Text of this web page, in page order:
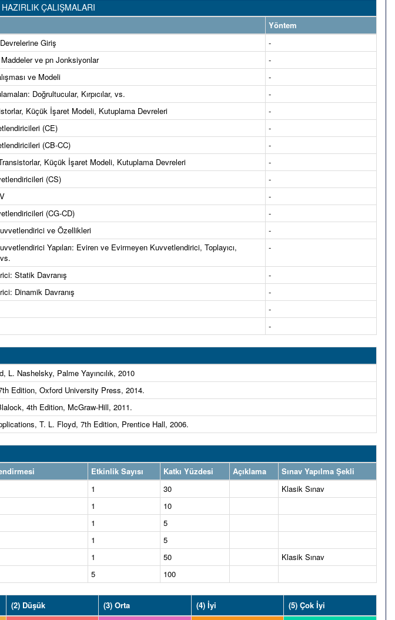
ÇALIŞMALARI
Yöntem
Giriş
-
Maddeler ve pn Jonksiyonlar
-
ve Modeli
-
Doğrultucular, Kırpıcılar, vs.
-
Küçük İşaret Modeli, Kutuplama Devreleri
-
(CE)
-
(CB-CC)
-
Küçük İşaret Modeli, Kutuplama Devreleri
-
(CS)
-
-
(CG-CD)
-
ve Özellikleri
-
Yapıları: Eviren ve Evirmeyen Kuvvetlendirici, Toplayıcı,
-
Statik Davranış
-
Dinamik Davranış
-
-
-
Nashelsky, Palme Yayıncılık, 2010
Edition, Oxford University Press, 2014.
4th Edition, McGraw-Hill, 2011.
T. L. Floyd, 7th Edition, Prentice Hall, 2006.
Etkinlik Sayısı Katkı Yüzdesi Açıklama
Sınav Yapılma Şekli
1 30
Klasik Sınav
1
10
1
5
1
5
1 50
Klasik Sınav
5 100
(2) Düşük (3) Orta (4) İyi
(5) Çok İyi